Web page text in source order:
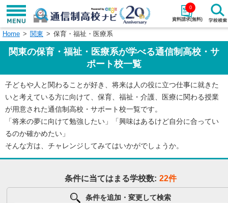
資料請求(無料)
0
学校名で探す
エリアから探す 特徴から探す
エリアを選択して探す
関東
東海 北陸・甲信越
中国
Home 関東 保育・福祉・医療系
関東の保育・福祉・医療系が学べる通信制高校・サ
ポート校一覧
子どもや人と関わることが好き、将来は人の役に立つ仕事に就きた
いと考えている方に向けて、保育、福祉・介護、医療に関わる授業
が用意された通信制高校・サポート校一覧です。
「将来の夢に向けて勉強したい」「興味はあるけど自分に合ってい
るのか確かめたい」
そんな方は、チャレンジしてみてはいかがでしょうか。
条件に当てはまる学校数: 22件
条件を追加・変更して検索